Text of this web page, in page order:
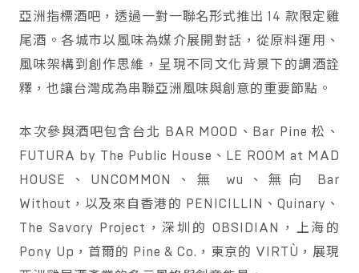
亞洲指標酒吧，透過一對一聯名形式推出 14 款限定雞
尾酒。各城市以風味為媒介展開對話，從原料運用、
風味架構到創作思維，呈現不同文化背景下的調酒詮
釋，也讓台灣成為串聯亞洲風味與創意的重要節點。
本次參與酒吧包含台北 BAR MOOD、Bar Pine 松、
FUTURA by The Public House、LE ROOM at MAD
HOUSE、UNCOMMON、無 wu、無向 Bar
Without，以及來自香港的 PENICILLIN、Quinary、
The Savory Project，深圳的 OBSIDIAN，上海的
Pony Up，首爾的 Pine & Co.，東京的 VIRTÙ，展現